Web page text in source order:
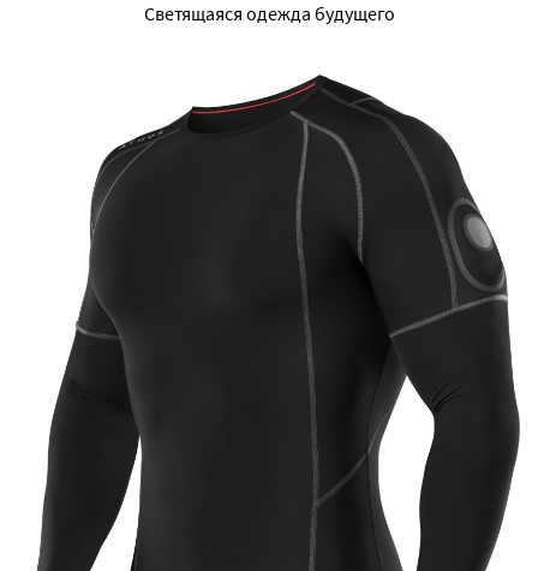
Светящаяся одежда будущего